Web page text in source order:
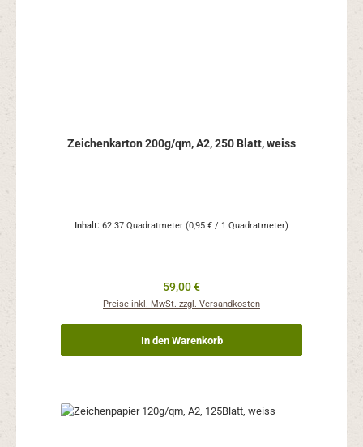
Zeichenkarton 200g/qm, A2, 250 Blatt, weiss
Inhalt: 62.37 Quadratmeter (0,95 € / 1 Quadratmeter)
Regulärer Preis:
59,00 €
Preise inkl. MwSt. zzgl. Versandkosten
In den Warenkorb